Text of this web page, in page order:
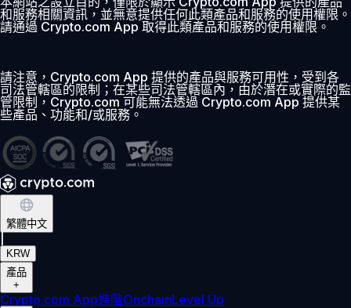
和服務相關資訊，並無意提供任何此類產品和服務的使用權限。
請通過 Crypto.com App 取得此類產品和服務的使用權限。
請注意，Crypto.com App 提供的產品與服務可用性，受到各
司法管轄區的限制；在某些司法管轄區內，由於潛在或實際的監
管限制，Crypto.com 可能無法透過 Crypto.com App 提供某
些產品、功能和/或服務。
繁體中文
KRW
產品
+
Crypto.com App進階OnchainLevel Up